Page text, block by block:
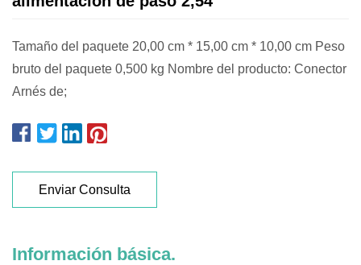
Tamaño del paquete 20,00 cm * 15,00 cm * 10,00 cm Peso
bruto del paquete 0,500 kg Nombre del producto: Conector
Arnés de;
Enviar Consulta
Información básica.